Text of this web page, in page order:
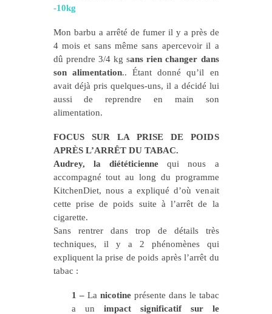
-10kg
Mon barbu a arrêté de fumer il y a près de
4 mois et sans même sans apercevoir il a
dû prendre 3/4 kg sans rien changer dans
son alimentation.. Étant donné qu’il en
avait déjà pris quelques-uns, il a décidé lui
aussi de reprendre en main son
alimentation.
FOCUS SUR LA PRISE DE POIDS
APRÈS L’ARRÊT DU TABAC.
Audrey, la diététiciennequi nous a
accompagné tout au long du programme
KitchenDiet, nous a expliqué d’où venait
cette prise de poids suite à l’arrêt de la
cigarette.
Sans rentrer dans trop de détails très
techniques, il y a 2 phénomènes qui
expliquent la prise de poids après l’arrêt du
tabac :
1 –La nicotineprésente dans le tabac
a un impact significatif sur le